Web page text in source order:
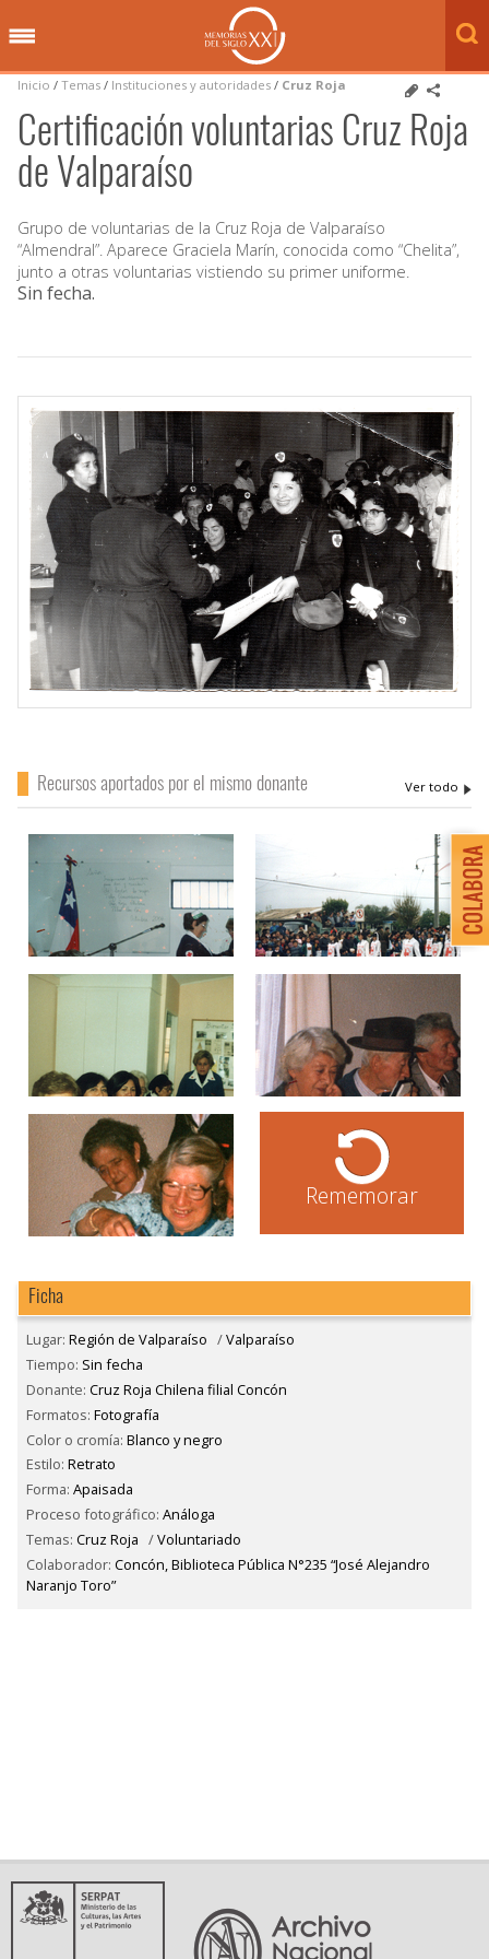
Inicio / Temas / Instituciones y autoridades / Cruz Roja
Certificación voluntarias Cruz Roja
de Valparaíso
Grupo de voluntarias de la Cruz Roja de Valparaíso
“Almendral”. Aparece Graciela Marín, conocida como “Chelita”,
junto a otras voluntarias vistiendo su primer uniforme.
Sin fecha.
Recursos aportados por el mismo donante
Rememorar
Ficha
Lugar: Región de Valparaíso /Valparaíso
Tiempo: Sin fecha
Donante: Cruz Roja Chilena filial Concón
Formatos: Fotografía
Color o cromía: Blanco y negro
Estilo: Retrato
Forma: Apaisada
Proceso fotográfico: Análoga
Temas: Cruz Roja /Voluntariado
Colaborador: Concón, Biblioteca Pública N°235 “José Alejandro
Naranjo Toro”